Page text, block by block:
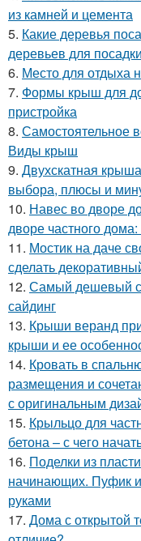
из камней и цемента
5. Какие деревья
деревьев для
6. Место для отдыха
7. Формы крыш для
пристройка
8. Самостоятельное
Виды крыш
9. Двухскатная
выбора, плюсы и
10. Навес во дворе
дворе частного
11. Мостик на даче
сделать
12. Самый дешевый
сайдинг
13. Крыши веранд
крыши и ее
14. Кровать в
размещения и
с оригинальным
15. Крыльцо для
бетона – с чего
16. Поделки из
начинающих. Пуфик
руками
17. Дома с открытой